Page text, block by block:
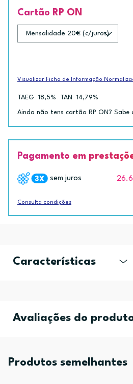
Cartão RP ON
Visualizar Ficha de Informação
TAEG 18,5% TAN 14,79%
Ainda não tens cartão RP ON? Sabe
Pagamento em
sem juros
Consulta condições
Características
Avaliações do
Produtos semelhantes